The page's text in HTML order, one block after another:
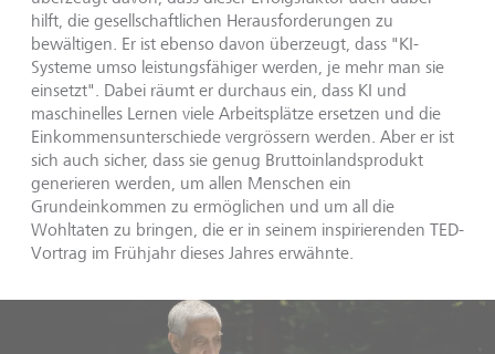
hilft, die gesellschaftlichen Herausforderungen zu
bewältigen. Er ist ebenso davon überzeugt, dass "KI-
Systeme umso leistungsfähiger werden, je mehr man sie
einsetzt". Dabei räumt er durchaus ein, dass KI und
maschinelles Lernen viele Arbeitsplätze ersetzen und die
Einkommensunterschiede vergrössern werden. Aber er ist
sich auch sicher, dass sie genug Bruttoinlandsprodukt
generieren werden, um allen Menschen ein
Grundeinkommen zu ermöglichen und um all die
Wohltaten zu bringen, die er in seinem inspirierenden TED-
Vortrag im Frühjahr dieses Jahres erwähnte.